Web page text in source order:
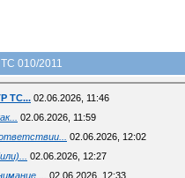
010/2011
ТС... 02.06.2026, 11:46
02.06.2026, 11:59
02.06.2026, 12:02
02.06.2026, 12:27
02.06.2026, 12:33